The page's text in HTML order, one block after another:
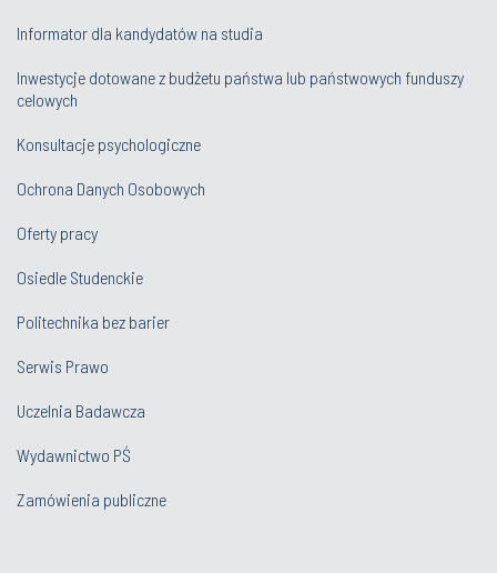
Informator dla kandydatów na studia
Inwestycje dotowane z budżetu państwa lub państwowych funduszy
celowych
Konsultacje psychologiczne
Ochrona Danych Osobowych
Oferty pracy
Osiedle Studenckie
Politechnika bez barier
Serwis Prawo
Uczelnia Badawcza
Wydawnictwo PŚ
Zamówienia publiczne